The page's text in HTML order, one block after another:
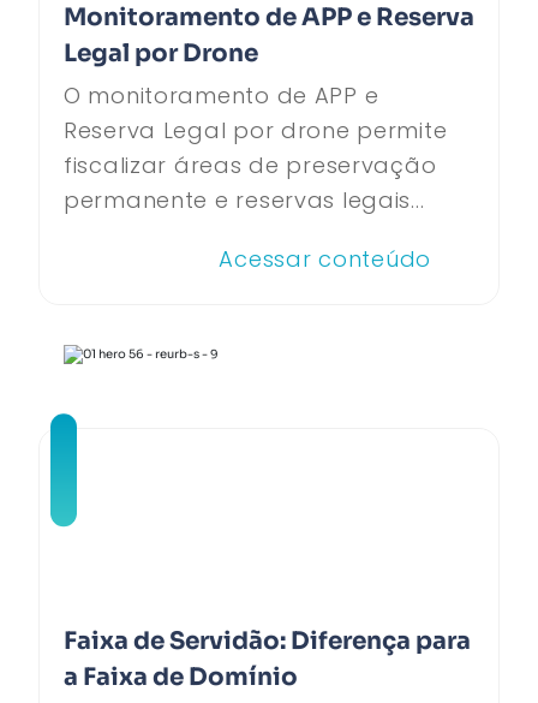
Monitoramento de APP e Reserva
Legal por Drone
O monitoramento de APP e
Reserva Legal por drone permite
fiscalizar áreas de preservação
permanente e reservas legais...
Acessar conteúdo
Faixa de Servidão: Diferença para
a Faixa de Domínio